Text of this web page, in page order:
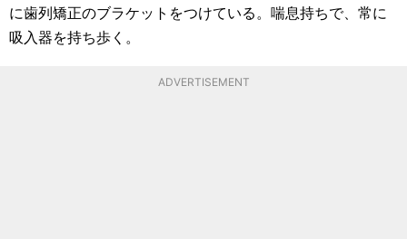
に歯列矯正のブラケットをつけている。喘息持ちで、常に
吸入器を持ち歩く。
ADVERTISEMENT